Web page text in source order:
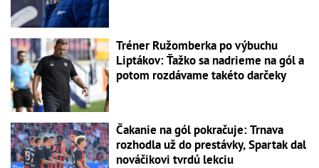
Tréner Ružomberka po výbuchu
Liptákov: Ťažko sa nadrieme na gól a
potom rozdávame takéto darčeky
Čakanie na gól pokračuje: Trnava
rozhodla už do prestávky, Spartak dal
nováčikovi tvrdú lekciu